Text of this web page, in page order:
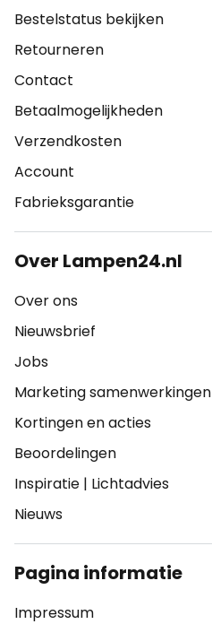
Bestelstatus bekijken
Retourneren
Contact
Betaalmogelijkheden
Verzendkosten
Account
Fabrieksgarantie
Over Lampen24.nl
Over ons
Nieuwsbrief
Jobs
Marketing samenwerkingen
Kortingen en acties
Beoordelingen
Inspiratie | Lichtadvies
Nieuws
Pagina informatie
Impressum